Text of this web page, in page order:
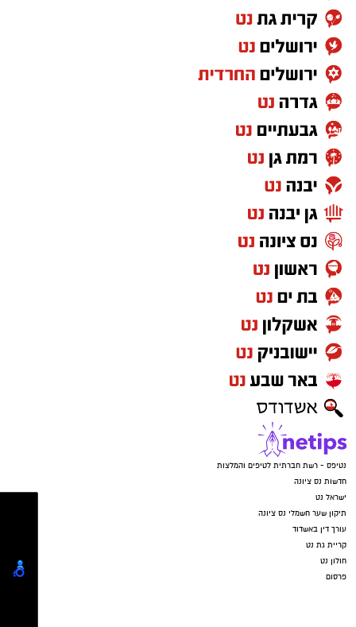
ההשתתפות בפסטיבלים הארציים מהווה ציון דרך
מקצועי עבור הסטודיו.
העבודה על המופעים המורכבים והעמידה מול קהל
אלפים מעניקות לרקדניות הצעירות ניסיון בימתי
משמעותי וחוויות מקצועיות שימשיכו ללוות את
הלהקות גם בעונות הבאות.
⇐וואטסאפ נס ציונה נט - קליק אחד ואתם
איפה יש בנס ציונה מצלמות חניה
הכסף שנעלם בשקט: כך דמי הניהול שוחקים
לפנסיונרים אלפי שקלים
נטיפס - רשת חברתית לטיפים והמלצות
חדשות נס ציונה
ישראל נט
תיקון שער חשמלי נס ציונה
עורך דין באשדוד
קריית גת נט
חולון נט
פרסום